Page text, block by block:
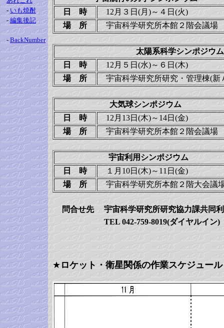
- いも焼酎
- 編集後記
- BackNumber
日 時
12月３日(月)～４日(火)
場 所 宇宙科学研究所本館２階会
太陽系科学シンポジウム
日 時
12月５日(水)～６日(木)
場 所 宇宙科学研究所研究・管理棟(
大気球シンポジウム
日 時
12月13日(木)～14日(金)
場 所 宇宙科学研究所本館２階会
宇宙利用シンポジウム
日 時 １月10日(木)～11日(金)
場 所
宇宙科学研究所本館２階大
問合せ先 宇宙科学研究所研究協力課共同
TEL 042-759-8019(ダイヤルイン)
★ロケット・衛星関係の作業スケジュー